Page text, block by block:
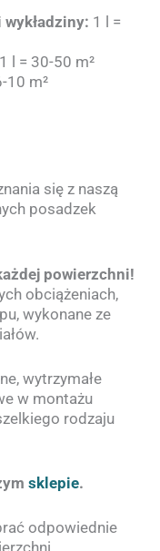
1 l =
1 l = 30-50 m²
10 m²
się z naszą
posadzek
powierzchni!
obciążeniach,
wykonane ze
wytrzymałe
w montażu
rodzaju
sklepie.
odpowiednie